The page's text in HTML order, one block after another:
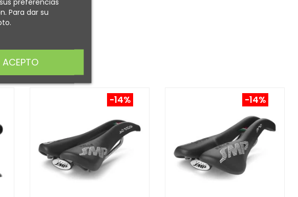
-14% -14%
Para dar su
ACEPTO